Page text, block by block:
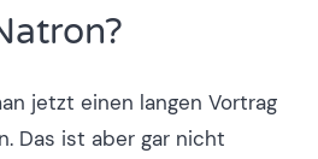
jetzt einen langen Vortrag
Das ist aber gar nicht